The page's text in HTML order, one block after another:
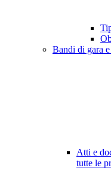
Bandi di gara
Atti e
tutte le